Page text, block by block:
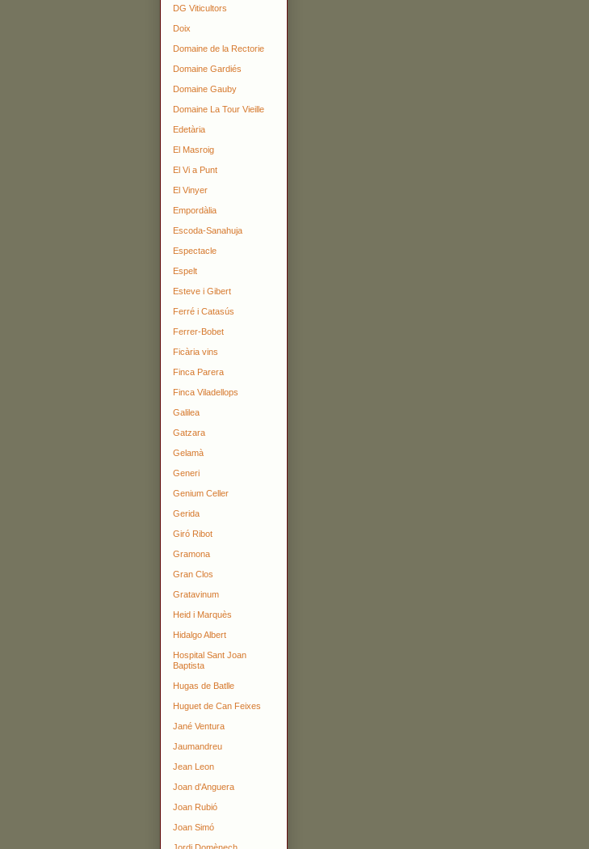
DG Viticultors
Doix
Domaine de la Rectorie
Domaine Gardiés
Domaine Gauby
Domaine La Tour Vieille
Edetària
El Masroig
El Vi a Punt
El Vinyer
Empordàlia
Escoda-Sanahuja
Espectacle
Espelt
Esteve i Gibert
Ferré i Catasús
Ferrer-Bobet
Ficària vins
Finca Parera
Finca Viladellops
Galilea
Gatzara
Gelamà
Generi
Genium Celler
Gerida
Giró Ribot
Gramona
Gran Clos
Gratavinum
Heid i Marquès
Hidalgo Albert
Hospital Sant Joan
Baptista
Hugas de Batlle
Huguet de Can Feixes
Jané Ventura
Jaumandreu
Jean Leon
Joan d'Anguera
Joan Rubió
Joan Simó